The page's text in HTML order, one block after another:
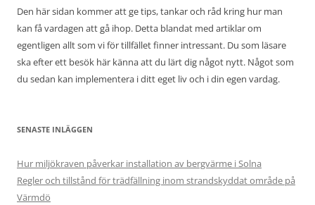
Den här sidan kommer att ge tips, tankar och råd kring hur man
kan få vardagen att gå ihop. Detta blandat med artiklar om
egentligen allt som vi för tillfället finner intressant. Du som läsare
ska efter ett besök här känna att du lärt dig något nytt. Något som
du sedan kan implementera i ditt eget liv och i din egen vardag.
SENASTE INLÄGGEN
Hur miljökraven påverkar installation av bergvärme i Solna
Regler och tillstånd för trädfällning inom strandskyddat område på
Värmdö